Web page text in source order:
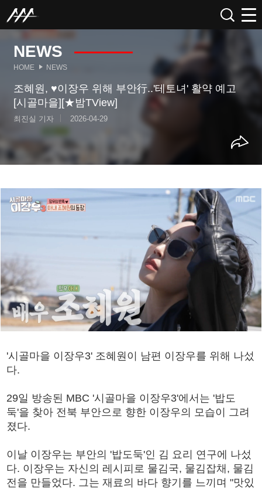
NEWS
HOME NEWS
조혜원, ♥이장우 위해 부안行..'테토녀' 활약 예고
[시골마을][★밤TView]
최진실 기자 2026-04-29
'시골마을 이장우3' 조혜원이 남편 이장우를 위해 나섰
다.
29일 방송된 MBC '시골마을 이장우3'에서는 '밥도
둑'을 찾아 전북 부안으로 향한 이장우의 모습이 그려
졌다.
이날 이장우는 부안의 '밥도둑'인 김 요리 연구에 나섰
다. 이장우는 자신의 레시피로 물김국, 물김잡채, 물김
전을 만들었다. 그는 재료의 바다 향기를 느끼며 "맛있